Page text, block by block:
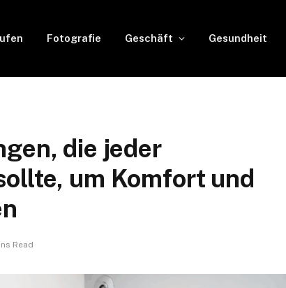
Fotografie Geschäft Gesundheit
die jeder
um Komfort und
Read